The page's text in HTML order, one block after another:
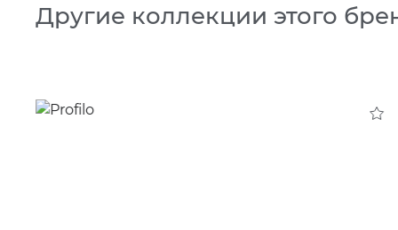
Другие коллекции этого